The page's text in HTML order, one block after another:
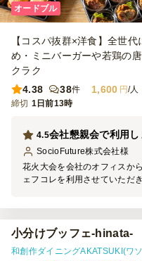
オードブル
【コスパ抜群×洋食】全世
め・ミニバーガーや若鶏の
クラク
4.38
38件 1,600 円/人
締切 1日前13時
会社懇親会で利用し
4.5
SocioFuture株式会社様
花火大会を会社のオフィスか
ェフコレを利用させていただ
ューが入ってました。（A&G
@1,600円のメニュー） 50名
んだので、今回シェフコレ
ボリュームが多く、少し余っ
小分けブッフェ-hinata-
和創作ダイニングAKATSUKI(ワ